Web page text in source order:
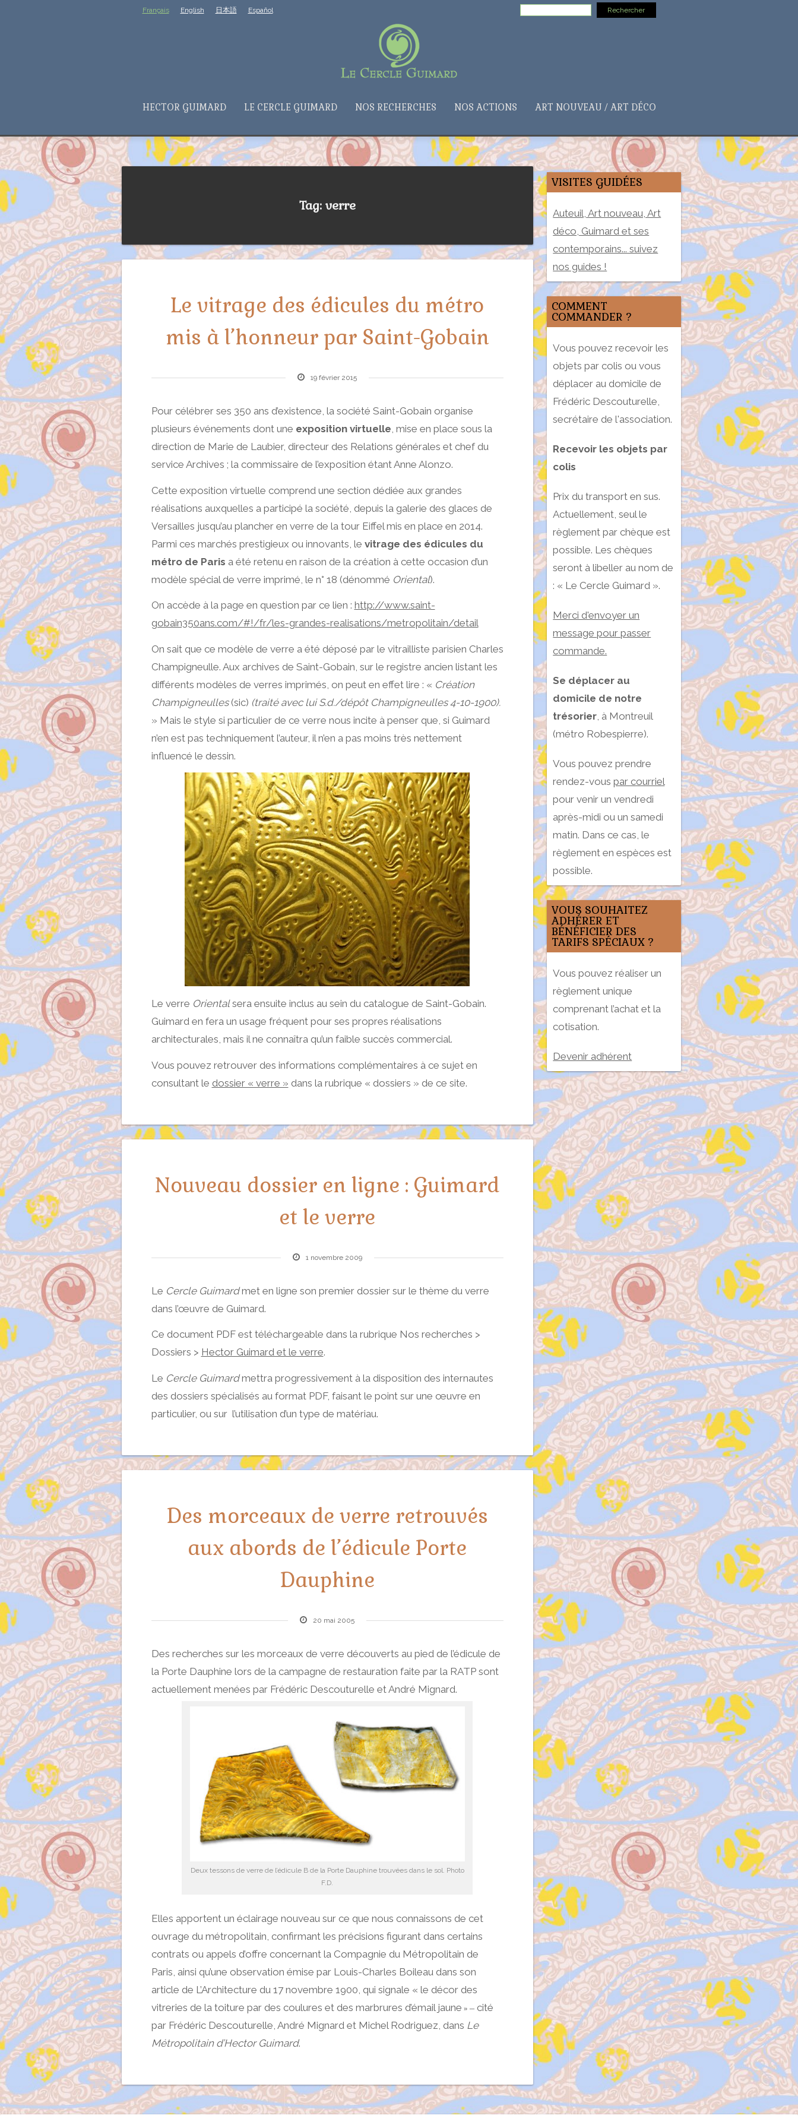
Français English 日本語 Español
HECTOR GUIMARD LE CERCLE GUIMARD NOS RECHERCHES NOS ACTIONS ART NOUVEAU / ART DÉCO
Tag: verre
Le vitrage des édicules du métro
mis à l’honneur par Saint-Gobain
19 février 2015
Pour célébrer ses 350 ans d’existence, la société Saint-Gobain organise
plusieurs événements dont une exposition virtuelle, mise en place sous la
direction de Marie de Laubier, directeur des Relations générales et chef du
service Archives ; la commissaire de l’exposition étant Anne Alonzo.
Cette exposition virtuelle comprend une section dédiée aux grandes
réalisations auxquelles a participé la société, depuis la galerie des glaces de
Versailles jusqu’au plancher en verre de la tour Eiffel mis en place en 2014.
Parmi ces marchés prestigieux ou innovants, le vitrage des édicules du
métro de Paris a été retenu en raison de la création à cette occasion d’un
modèle spécial de verre imprimé, le n° 18 (dénommé Oriental).
On accède à la page en question par ce lien : http://www.saint-
gobain350ans.com/#!/fr/les-grandes-realisations/metropolitain/detail
On sait que ce modèle de verre a été déposé par le vitrailliste parisien Charles
Champigneulle. Aux archives de Saint-Gobain, sur le registre ancien listant les
différents modèles de verres imprimés, on peut en effet lire : « Création
Champigneulles(sic) (traité avec lui S.d./dépôt Champigneulles 4-10-1900).
» Mais le style si particulier de ce verre nous incite à penser que, si Guimard
n’en est pas techniquement l’auteur, il n’en a pas moins très nettement
influencé le dessin.
Le verre Orientalsera ensuite inclus au sein du catalogue de Saint-Gobain.
Guimard en fera un usage fréquent pour ses propres réalisations
architecturales, mais il ne connaîtra qu’un faible succès commercial.
Vous pouvez retrouver des informations complémentaires à ce sujet en
consultant le dossier « verre » dans la rubrique « dossiers » de ce site.
Nouveau dossier en ligne : Guimard
et le verre
1 novembre 2009
Le Cercle Guimardmet en ligne son premier dossier sur le thème du verre
dans l’œuvre de Guimard.
Ce document PDF est téléchargeable dans la rubrique Nos recherches >
Dossiers > Hector Guimard et le verre.
Le Cercle Guimardmettra progressivement à la disposition des internautes
des dossiers spécialisés au format PDF, faisant le point sur une œuvre en
particulier, ou sur l’utilisation d’un type de matériau.
Des morceaux de verre retrouvés
aux abords de l’édicule Porte
Dauphine
20 mai 2005
Des recherches sur les morceaux de verre découverts au pied de l’édicule de
la Porte Dauphine lors de la campagne de restauration faite par la RATP sont
actuellement menées par Frédéric Descouturelle et André Mignard.
Deux tessons de verre de l’édicule B de la Porte Dauphine trouvées dans le sol. Photo
F.D.
Elles apportent un éclairage nouveau sur ce que nous connaissons de cet
ouvrage du métropolitain, confirmant les précisions figurant dans certains
contrats ou appels d’offre concernant la Compagnie du Métropolitain de
Paris, ainsi qu’une observation émise par Louis-Charles Boileau dans son
article de L’Architecture du 17 novembre 1900, qui signale « le décor des
vitreries de la toiture par des coulures et des marbrures d’émail jaune » –cité
par Frédéric Descouturelle, André Mignard et Michel Rodriguez, dans Le
Métropolitain d’Hector Guimard.
VISITES GUIDÉES
Auteuil, Art nouveau, Art
déco, Guimard et ses
contemporains... suivez
nos guides !
COMMENT
COMMANDER ?
Vous pouvez recevoir les
objets par colis ou vous
déplacer au domicile de
Frédéric Descouturelle,
secrétaire de l'association.
Recevoir les objets par
colis
Prix du transport en sus.
Actuellement, seul le
règlement par chèque est
possible. Les chèques
seront à libeller au nom de
: « Le Cercle Guimard ».
Merci d'envoyer un
message pour passer
commande.
Se déplacer au
domicile de notre
trésorier, à Montreuil
(métro Robespierre).
Vous pouvez prendre
rendez-vouspar courriel
pour venir un vendredi
après-midi ou un samedi
matin. Dans ce cas, le
règlement en espèces est
possible.
VOUS SOUHAITEZ
ADHÉRER ET
BÉNÉFICIER DES
TARIFS SPÉCIAUX ?
Vous pouvez réaliser un
règlement unique
comprenant l’achat et la
cotisation.
Devenir adhérent